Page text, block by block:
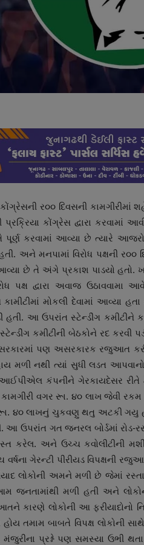
કોંગ્રેસની ર૦૦ દિવસની
પ્રક્રિયા કોંગ્રેસ દ્વારા કરવામાં
પૂર્ણ કરવામાં આવ્યા છે ત્યારે
અને મનપામાં વિરોધ પક્ષની
છે તે અંગે પ્રકાશ પાડયો હતો.
પક્ષ દ્વારા અવાજ ઉઠાવવામા
મોકલી દેવામાં આવ્યા
હતી. આ ઉપરાંત સ્ટેન્ડીંગ કમીટીને
કમીટીની બેઠકોને રદ કરવી
સરકારમાં પણ અસરકારક રજુઆત
મળી નથી ત્યાં સુધી લડત
કંપનીને ગેરકાયદેસર રીતે
વગર રૂા. ૪૦ લાખ જેવી રકમ
રૂા. ૪૦ લાખનું ચુકવણુ થતુ અટકી ગયુ
ઉપરાંત ગત જનરલ બોર્ડમાં રોડ-
કરેલ. અને ઉચ્ચ કવોલીટીની
ગેરન્ટી પીરીયડ વિપક્ષની
લોકોની અમને મળી છે જેમાં
જનતામાંથી મળી હતી અને
કારણે લોકોની આ ફરીયાદોનો
તમામ બાબતે વિપક્ષ લોકોની
મંજુરીના પ્રશ્ને પણ સમસ્યા ઉભી